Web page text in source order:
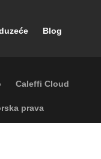
Blog
Caleffi Cloud
prava